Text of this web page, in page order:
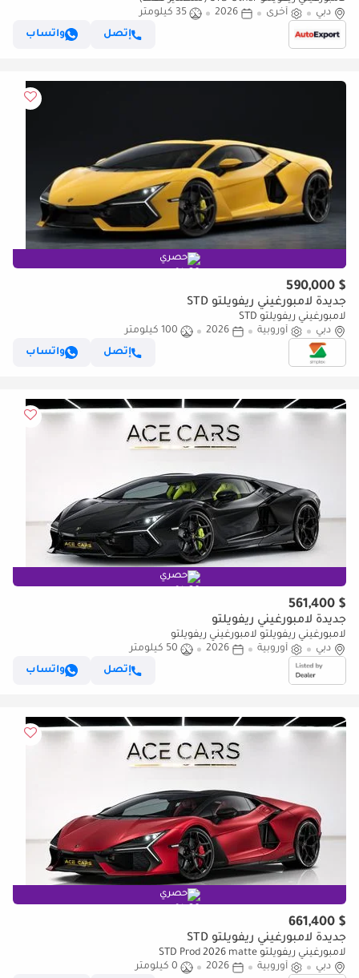
دبي
أخرى 2026
35 كيلومتر
إتصل
واتساب
حصري
$ 590,000
جديدة لامبورغيني ريفويلتو STD
لامبورغيني ريفويلتو STD
دبي
أوروبية 2026
100 كيلومتر
إتصل
واتساب
حصري
$ 561,400
جديدة لامبورغيني ريفويلتو
لامبورغيني ريفويلتو لامبورغيني ريفويلتو
دبي
أوروبية 2026
50 كيلومتر
إتصل
واتساب
حصري
$ 661,400
جديدة لامبورغيني ريفويلتو STD
لامبورغيني ريفويلتو STD Prod 2026 matte
دبي
أوروبية 2026 0 كيلومتر